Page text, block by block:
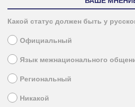
Какой статус должен быть у
Официальный
Язык межнационального
Региональный
Никакой